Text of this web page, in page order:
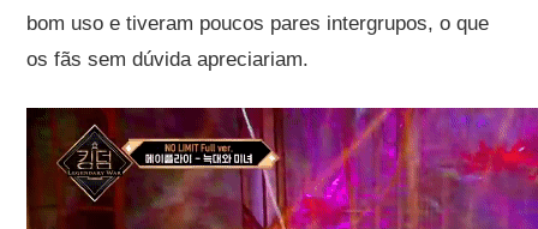
bom uso e tiveram poucos pares intergrupos, o que
os fãs sem dúvida apreciariam.